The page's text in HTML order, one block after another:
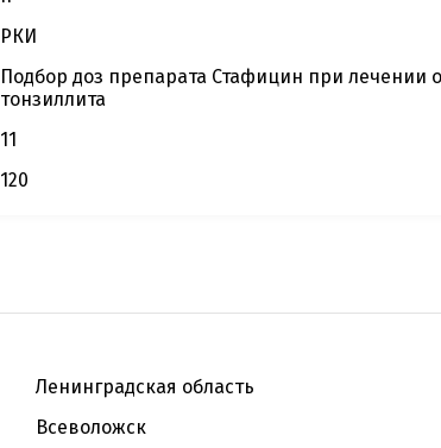
РКИ
Подбор доз препарата Стафицин при лечении
тонзиллита
11
120
Ленинградская область
Всеволожск